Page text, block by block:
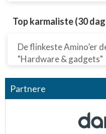
Top karmaliste (30
De flinkeste Amino’er
"Hardware & gadgets"
Partnere